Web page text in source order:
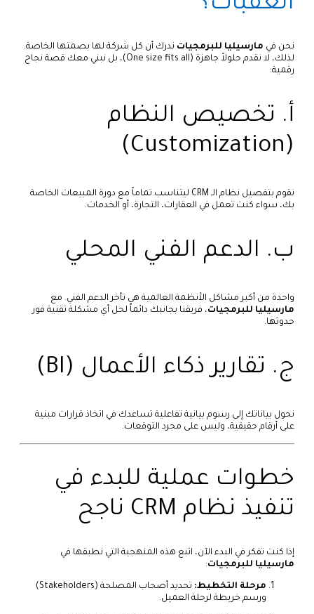
نحن في مارسيليا للبرمجيات ندرك أن كل شركة لها بصمتها الخاصة.
لذلك، لا نقدم حلولاً جاهزة (One size fits all)، بل نبني معك قصة نجاح
رقمية:
أ. تخصيص النظام
(Customization)
نقوم بتفصيل نظام الـ CRM ليتناسب تماماً مع دورة المبيعات الخاصة
بك، سواء كنت تعمل في العقارات، التجارة، أو الخدمات.
ب. الدعم الفني المحلي
واحدة من أكبر مشاكل الأنظمة العالمية هي تأخر الدعم الفني. مع
مارسيليا للبرمجيات، فريقنا بجانبك دائماً لحل أي مشكلة تقنية فور
حدوثها.
ج. تقارير ذكاء الأعمال (BI)
نحول بياناتك إلى رسوم بيانية تفاعلية تساعدك في اتخاذ قرارات مبنية
على أرقام حقيقية، وليس على مجرد التوقعات.
خطوات عملية للبدء في
تنفيذ نظام CRM ناجح
إذا كنت تفكر في البدء الآن، اتبع هذه المنهجية التي نطبقها في
مارسيليا للبرمجيات:
مرحلة التخطيط:
تحديد أصحاب المصلحة (Stakeholders)
ورسم خريطة لرحلة العميل.